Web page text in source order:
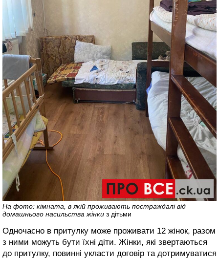
На фото: кімната, в якій проживають постраждалі від
домашнього насильства жінки з дітьми
Одночасно в притулку може проживати 12 жінок, разом
з ними можуть бути їхні діти. Жінки, які звертаються
до притулку, повинні укласти договір та дотримуватися